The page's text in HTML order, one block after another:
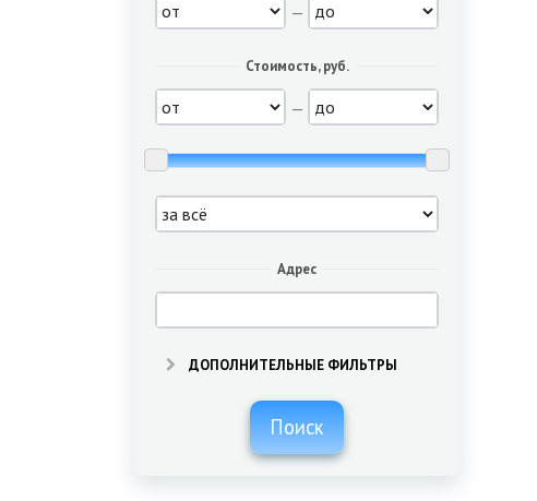
—
Стоимость, руб.
—
Адрес
ДОПОЛНИТЕЛЬНЫЕ ФИЛЬТРЫ
Поиск